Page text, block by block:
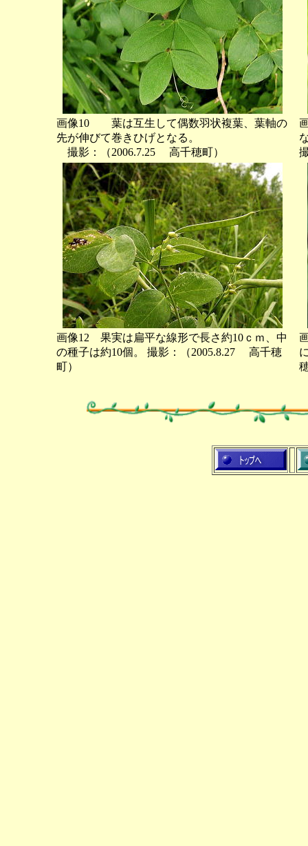
画像10 葉は互生して偶数羽状複葉、葉軸の
先が伸びて巻きひげとなる。
撮影：（2006.7.25 高千穂町）
画像12 果実は扁平な線形で長さ約10ｃｍ、中
の種子は約10個。 撮影：（2005.8.27 高千穂
町）